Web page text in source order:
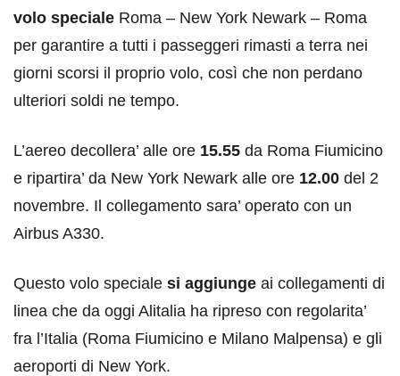
volo speciale Roma – New York Newark – Roma
per garantire a tutti i passeggeri rimasti a terra nei
giorni scorsi il proprio volo, così che non perdano
ulteriori soldi ne tempo.
L’aereo decollera’ alle ore 15.55 da Roma Fiumicino
e ripartira’ da New York Newark alle ore 12.00 del 2
novembre. Il collegamento sara’ operato con un
Airbus A330.
Questo volo speciale si aggiunge ai collegamenti di
linea che da oggi Alitalia ha ripreso con regolarita’
fra l’Italia (Roma Fiumicino e Milano Malpensa) e gli
aeroporti di New York.